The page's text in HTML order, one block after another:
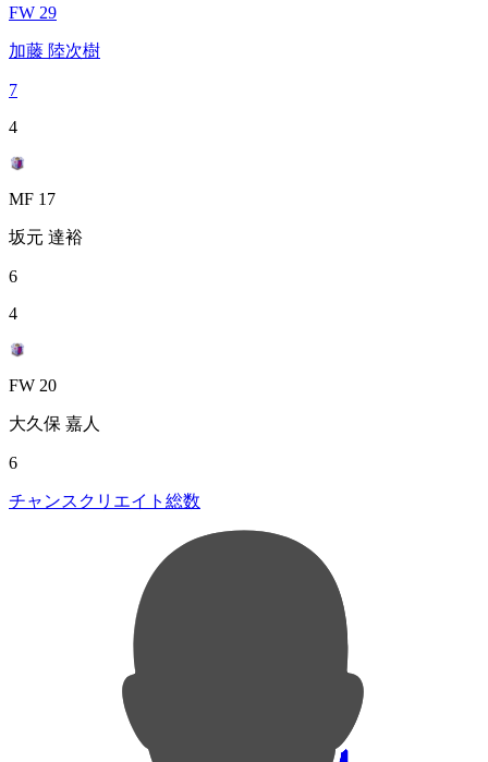
FW 29
加藤 陸次樹
7
4
MF 17
坂元 達裕
6
4
FW 20
大久保 嘉人
6
チャンスクリエイト総数